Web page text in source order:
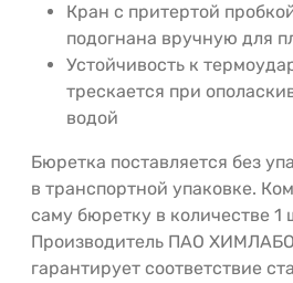
Кран с притертой
подогнана вручную для
Устойчивость к
трескается при
водой
Бюретка поставляется без
в транспортной упаковке.
саму бюретку в количестве 1
Производитель ПАО
гарантирует соответствие